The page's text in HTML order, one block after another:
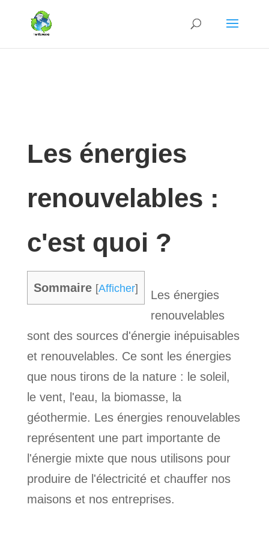
Les énergies
renouvelables :
c'est quoi ?
Sommaire [Afficher]
Les énergies
renouvelables
sont des sources d'énergie inépuisables
et renouvelables. Ce sont les énergies
que nous tirons de la nature : le soleil,
le vent, l'eau, la biomasse, la
géothermie. Les énergies renouvelables
représentent une part importante de
l'énergie mixte que nous utilisons pour
produire de l'électricité et chauffer nos
maisons et nos entreprises.